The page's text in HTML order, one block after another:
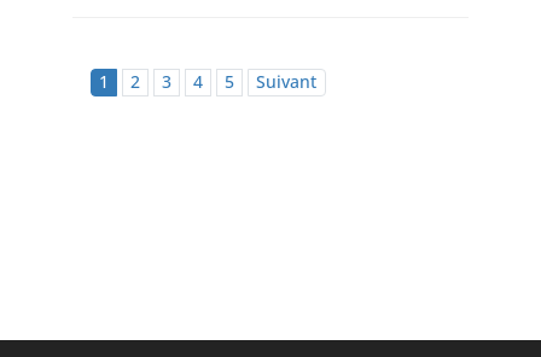
1 2 3 4 5 Suivant